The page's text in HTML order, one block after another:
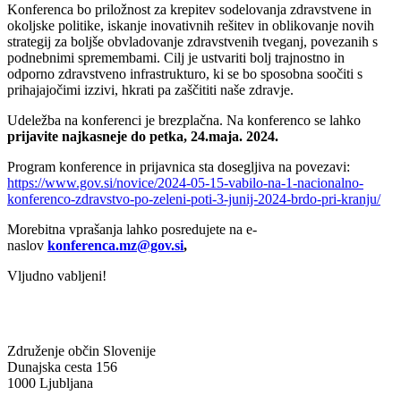
Konferenca bo priložnost za krepitev sodelovanja zdravstvene in
okoljske politike, iskanje inovativnih rešitev in oblikovanje novih
strategij za boljše obvladovanje zdravstvenih tveganj, povezanih s
podnebnimi spremembami. Cilj je ustvariti bolj trajnostno in
odporno zdravstveno infrastrukturo, ki se bo sposobna soočiti s
prihajajočimi izzivi, hkrati pa zaščititi naše zdravje.
Udeležba na konferenci je brezplačna. Na konferenco se lahko
prijavite najkasneje do petka, 24.maja. 2024.
Program konference in prijavnica sta dosegljiva na povezavi:
https://www.gov.si/novice/2024-05-15-vabilo-na-1-nacionalno-
konferenco-zdravstvo-po-zeleni-poti-3-junij-2024-brdo-pri-kranju/
Morebitna vprašanja lahko posredujete na e-
naslov konferenca.mz@gov.si,
Vljudno vabljeni!
Združenje občin Slovenije
Dunajska cesta 156
1000 Ljubljana